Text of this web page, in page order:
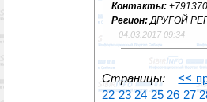
Контакты:
Регион:ДРУГОЙ
04.03.2017 09:34
Страницы: <<
22 23 24 25 26 27